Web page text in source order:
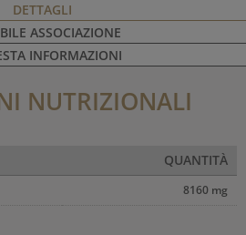
DETTAGLI
ASSOCIAZIONE
INFORMAZIONI
NUTRIZIONALI
QUANTITÀ
8160 mg